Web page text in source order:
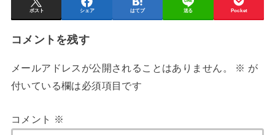
ポスト シェア はてブ 送る Pocket
コメントを残す
メールアドレスが公開されることはありません。 ※ が
付いている欄は必須項目です
コメント ※